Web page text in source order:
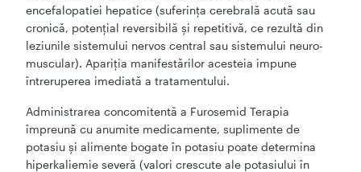
encefalopatiei hepatice (suferinţa cerebrală acută sau
cronică, potenţial reversibilă şi repetitivă, ce rezultă din
leziunile sistemului nervos central sau sistemului neuro-
muscular). Apariţia manifestărilor acesteia impune
întreruperea imediată a tratamentului.
Administrarea concomitentă a Furosemid Terapia
împreună cu anumite medicamente, suplimente de
potasiu şi alimente bogate în potasiu poate determina
hiperkaliemie severă (valori crescute ale potasiului în